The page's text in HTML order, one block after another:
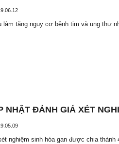
làm tăng nguy cơ bệnh tim và ung thư
NHẬT ĐÁNH GIÁ XÉT
nghiệm sinh hóa gan được chia thành